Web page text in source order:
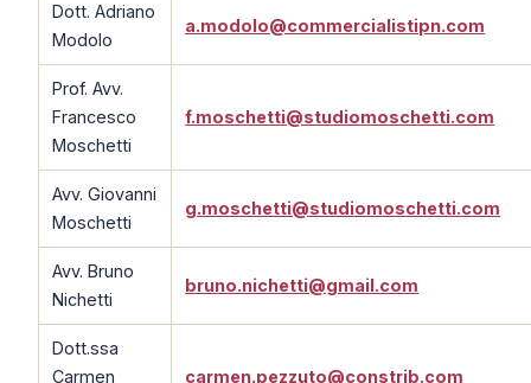
Dott. Adriano
Modolo
a.modolo@commercialistipn.com
Prof. Avv.
Francesco
Moschetti
f.moschetti@studiomoschetti.com
Avv. Giovanni
Moschetti
g.moschetti@studiomoschetti.com
Avv. Bruno
Nichetti
bruno.nichetti@gmail.com
Dott.ssa
Carmen
carmen.pezzuto@constrib.com